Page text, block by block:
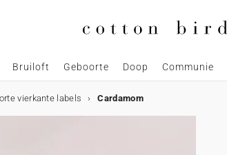
Bruiloft Geboorte Doop Communie
vierkante labels Cardamom